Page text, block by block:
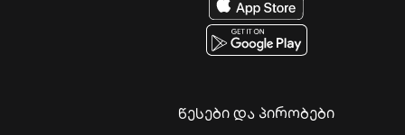
წესები და პირობები